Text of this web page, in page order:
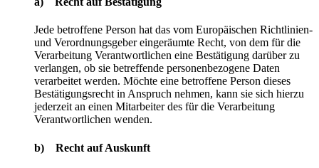
Jede betroffene Person hat das vom Europäischen Richtlinien-
und Verordnungsgeber eingeräumte Recht, von dem für die
Verarbeitung Verantwortlichen eine Bestätigung darüber zu
verlangen, ob sie betreffende personenbezogene Daten
verarbeitet werden. Möchte eine betroffene Person dieses
Bestätigungsrecht in Anspruch nehmen, kann sie sich hierzu
jederzeit an einen Mitarbeiter des für die Verarbeitung
Verantwortlichen wenden.
b) Recht auf Auskunft